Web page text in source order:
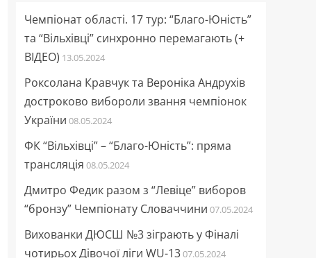
Чемпіонат області. 17 тур: “Благо-Юність”
та “Вільхівці” синхронно перемагають (+
ВІДЕО) 13.05.2024
Роксолана Кравчук та Вероніка Андрухів
достроково вибороли звання чемпіонок
України 08.05.2024
ФК “Вільхівці” – “Благо-Юність”: пряма
трансляція 08.05.2024
Дмитро Федик разом з “Левіце” виборов
“бронзу” Чемпіонату Словаччини 07.05.2024
Вихованки ДЮСШ №3 зіграють у Фіналі
чотирьох Дівочої ліги WU-1307.05.2024